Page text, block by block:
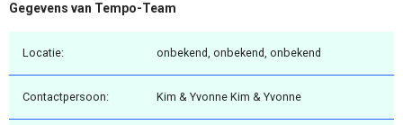
Gegevens van Tempo-Team
Locatie: onbekend, onbekend, onbekend
Contactpersoon: Kim & Yvonne Kim & Yvonne